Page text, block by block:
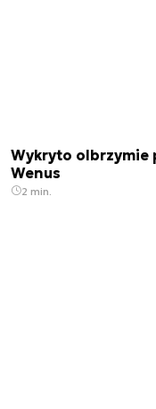
Wykryto olbrzymie
Wenus
2 min.